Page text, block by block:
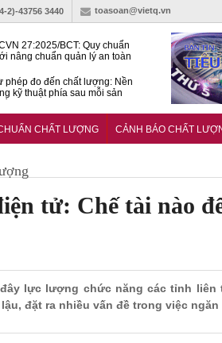
2)-43756 3440 toasoan@vietq.vn
27:2025/BCT: Quy chuẩn
nâng chuẩn quản lý an toàn
phép đo đến chất lượng: Nền
kỹ thuật phía sau mỗi sản
quy hoạch đô thị tri thức tại
CHẤT LƯỢNG CẢNH BÁO CHẤT
tử: Chế tài nào
lực lượng chức năng các tỉnh liên
đặt ra nhiều vấn đề trong việc ngăn